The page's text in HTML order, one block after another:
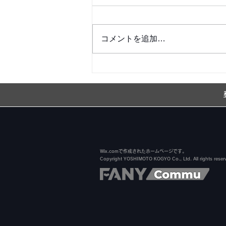
コメントを追加…
Wix.comで作成されたホームページです。
Copyright YOSHIMOTO KOGYO Co., Ltd. All rights